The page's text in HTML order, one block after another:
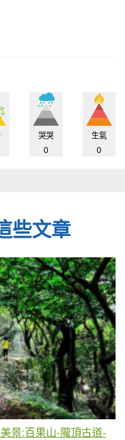
哭哭
0
生氣
0
些文章
景:百果山-隴頂古道-